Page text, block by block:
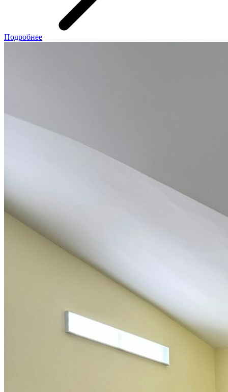
Подробнее